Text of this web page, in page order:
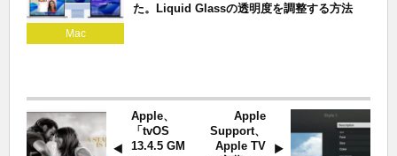
Mac
た。Liquid Glassの透明度を調整する方法
Apple、
「tvOS
13.4.5 GM
Apple
Support、
Apple TV